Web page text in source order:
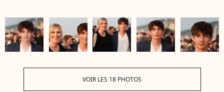
VOIR LES 18 PHOTOS